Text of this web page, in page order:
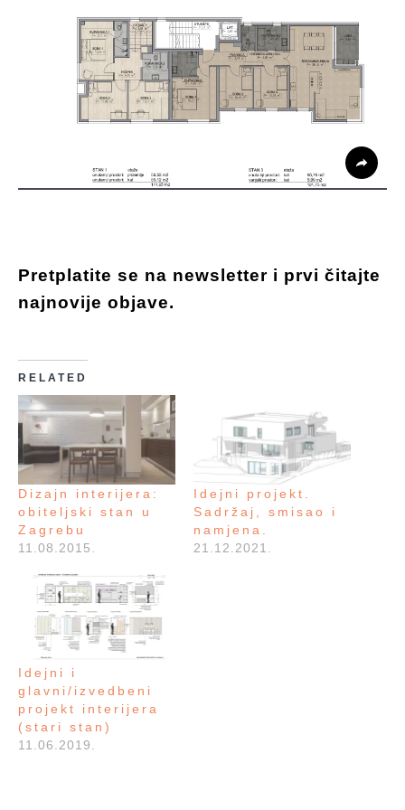
Pretplatite se na newsletter i prvi čitajte
najnovije objave.
RELATED
Dizajn interijera:
obiteljski stan u
Zagrebu
11.08.2015.
Idejni projekt.
Sadržaj, smisao i
namjena.
21.12.2021.
Idejni i
glavni/izvedbeni
projekt interijera
(stari stan)
11.06.2019.